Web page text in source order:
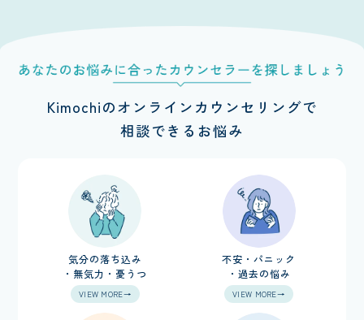
Kimochiのオンラインカウンセリングで
相談できるお悩み
気分の落ち込み
・無気力・憂うつ
VIEW MORE→
不安・パニック
・過去の悩み
VIEW MORE→